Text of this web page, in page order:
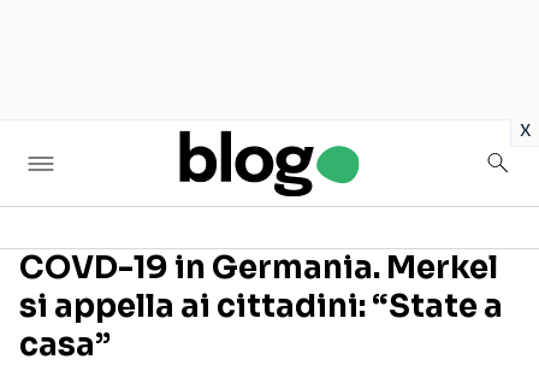
x
Seguici sui social
COVD-19 in Germania. Merkel
si appella ai cittadini: “State a
casa”